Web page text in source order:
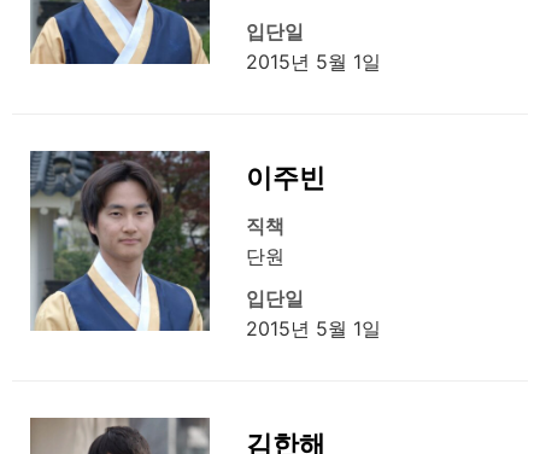
입단일
2015년 5월 1일
이주빈
직책
단원
입단일
2015년 5월 1일
김한해